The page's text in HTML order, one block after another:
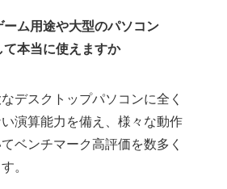
ーム用途や大型のパソコン
て本当に使えますか
デスクトップパソコンに全く
演算能力を備え、様々な動作
ベンチマーク高評価を数多く
。